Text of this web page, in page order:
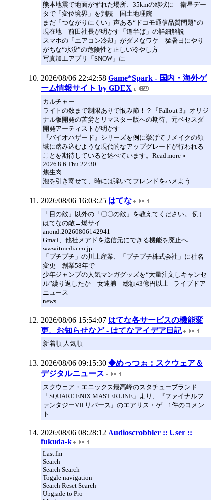
熊本地震で地面がずれた場所、35kmの線状に 衛星デー
タで「変位境界」を判読 国土地理院
まだ「つながりにくい」声ある“ドコモ通信品質問題”の
現在地 前田社長が明かす「道半ば」の詳細解説
スマホの「エアコン冷却」がダメなワケ 猛暑日にやり
がちな“水没”の危険性と正しい冷やし方
写真加工アプリ「SNOW」に
2026/08/06 22:42:58 Game*Spark - 国内・海外ゲ
ーム情報サイト by GDEX
カルチャー
ライトの数まで制限ありで恨み節！？『Fallout 3』オリジ
ナル版開発の苦労とリマスター版への期待。元ベセスダ
開発アーティストが明かす
『バイオハザード』シリーズを例に挙げてリメイクの領
域に踏み込むような現代的なアップグレードが行われる
ことを期待していると述べています。Read more »
2026.8.6 Thu 22:30
焦生肉
泡を引き寄せて、時には弾いてフレンドをハメよう
2026/08/06 16:03:25 はてな
「目の敵」以外の「〇〇の敵」を教えてください。 例）
はてなの敵→爆サイ
anond:20260806142941
Gmail、他社メアドを送信元にできる機能を廃止へ
www.itmedia.co.jp
「プチプチ」の川上産業、「プチプチ株式会社」に社名
変更 創業58年で
少年ジャンプの人気マンガグッズを“大量注文しキャンセ
ル”繰り返したか 女逮捕 総額43億円以上 - ライブドア
ニュース
news
2026/08/06 15:54:07 はてな各サービスの機能変
更、お知らせなど - はてなアイデア日記
新着順 人気順
2026/08/06 09:15:30 ◆めっつぉ：スクウェア＆
デジタルニュース
スクウェア・エニックス最高峰のスタチューブランド
「SQUARE ENIX MASTERLINE」より、『ファイナルフ
ァンタジーVII リバース』のエアリス・ゲ…1件のコメン
ト
2026/08/06 08:28:12 Audioscrobbler :: User ::
fukuda-k
Last.fm
Search
Search Search
Toggle navigation
Search Reset Search
Upgrade to Pro